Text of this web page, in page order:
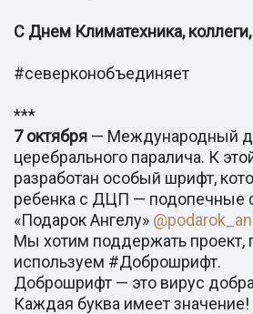
С Днем Климатехника,
#северконобъединяет
***
7 октября — Международный
церебрального паралича. К
разработан особый шрифт,
ребенка с ДЦП — подопечные
«Подарок Ангелу»
Мы хотим поддержать проект,
используем #Доброшрифт.
Доброшрифт — это вирус
Каждая буква имеет значение!